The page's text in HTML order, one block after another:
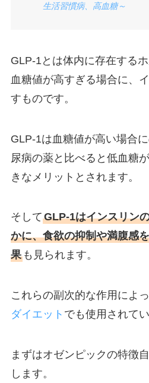
生活習慣病、高血糖～
GLP-1とは体内に存在する
血糖値が高すぎる場合に、
すものです。
GLP-1は血糖値が高い場合
尿病の薬と比べると低血糖
きなメリットとされます。
そしてGLP-1はインスリン
かに、食欲の抑制や満腹感
果も見られます。
これらの副次的な作用によっ
ダイエット でも使用されて
まずはオゼンピックの特徴
します。